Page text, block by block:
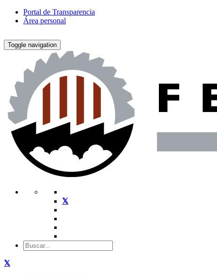
Portal de Transparencia
Área personal
Toggle navigation